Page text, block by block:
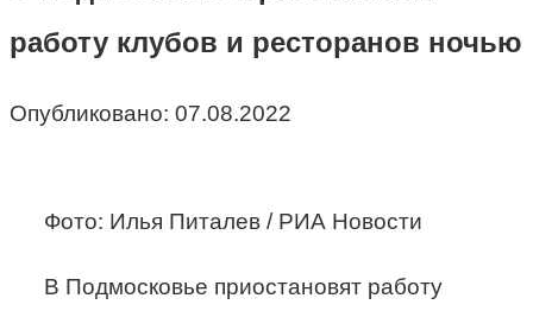
работу клубов и ресторанов ночью
Опубликовано: 07.08.2022
Фото: Илья Питалев / РИА Новости
В Подмосковье приостановят работу